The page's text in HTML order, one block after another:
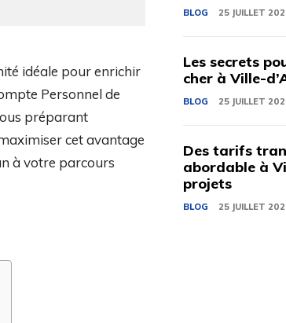
idéale pour enrichir
Personnel de
préparant
cet avantage
à votre parcours
BLOG 25 JUILLET
Les secrets
cher à Ville-
BLOG 25 JUILLET
Des tarifs
abordable à
projets
BLOG 25 JUILLET